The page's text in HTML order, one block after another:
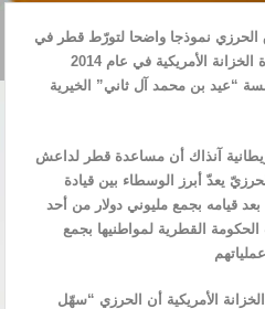
الحرزي نموذجا واضحا لتورّط قطر في
تمويل الإرهاب ، حيث كشفت وزارة الخزانة الأمريكية في عام 2014
“عيد بن محمد آل ثاني” الخيرية
آنذاك أن مساعدة قطر لداعش
يعدّ أبرز الوسطاء بين قيادة
قيامه بجمع مليوني دولار من أحد
القطرية لمواطنيها بجمع
وزارة الخزانة الأمريكية أن الحرزي “سهّل